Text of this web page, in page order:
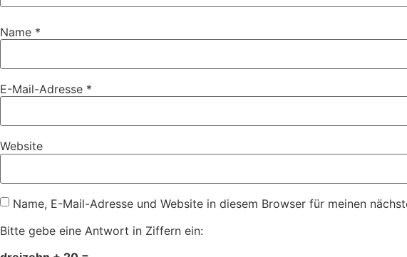
Name *
E-Mail-Adresse *
Website
Name, E-Mail-Adresse und Website in diesem Browser für meinen
Bitte gebe eine Antwort in Ziffern ein: